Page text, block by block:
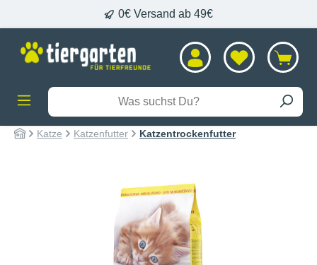
0€ Versand ab 49€
Katze Katzenfutter Katzentrockenfutter